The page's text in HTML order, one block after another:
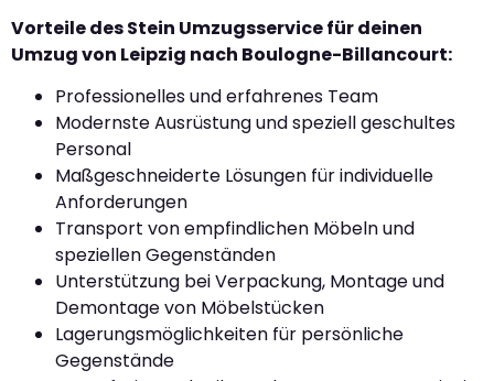
Vorteile des Stein Umzugsservice für deinen
Umzug von Leipzig nach Boulogne-Billancourt:
Professionelles und erfahrenes Team
Modernste Ausrüstung und speziell geschultes
Personal
Maßgeschneiderte Lösungen für individuelle
Anforderungen
Transport von empfindlichen Möbeln und
speziellen Gegenständen
Unterstützung bei Verpackung, Montage und
Demontage von Möbelstücken
Lagerungsmöglichkeiten für persönliche
Gegenstände